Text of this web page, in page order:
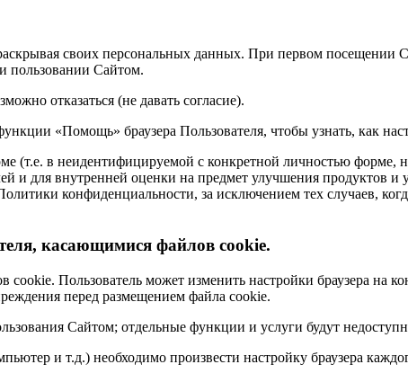
своих персональных данных. При первом посещении
пользовании Сайтом.
отказаться (не давать согласие).
«Помощь» браузера Пользователя, чтобы узнать, как
в неидентифицируемой с конкретной личностью форме,
и для внутренней оценки на предмет улучшения продуктов
конфиденциальности, за исключением тех случаев,
касающимися файлов cookie.
Пользователь может изменить настройки браузера на
перед размещением файла cookie.
Сайтом; отдельные функции и услуги будут
и т.д.) необходимо произвести настройку браузера